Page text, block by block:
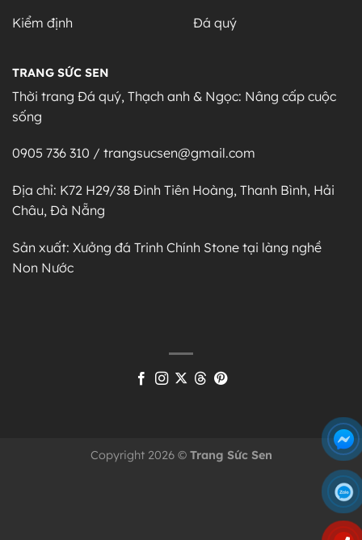
Kiểm định
Đá quý
TRANG SỨC SEN
Thời trang Đá quý, Thạch anh & Ngọc: Nâng cấp cuộc
sống
0905 736 310 / trangsucsen@gmail.com
Địa chỉ: K72 H29/38 Đinh Tiên Hoàng, Thanh Bình, Hải
Châu, Đà Nẵng
Sản xuất: Xưởng đá Trinh Chính Stone tại làng nghề
Non Nước
Copyright 2026 © Trang Sức Sen